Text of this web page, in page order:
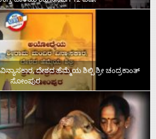
ದೇಶದ ಹೆಮ್ಮೆಯ ಶಿಲ್ಪಿ ಶ್ರೀ ಚಂದ್ರಕಾಂತ್‌
ಸೋಂಪುರ